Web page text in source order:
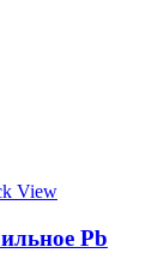
View
Pb